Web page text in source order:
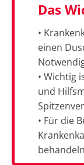
Das
•
einen
• Wichtig
und
• Für die